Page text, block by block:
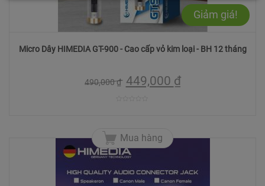
Giảm giá!
Micro Dây HIMEDIA GT-900 - Cao cấp vỏ kim loại - BH 12 tháng
490,000₫ 449,000 ₫
Mua hàng